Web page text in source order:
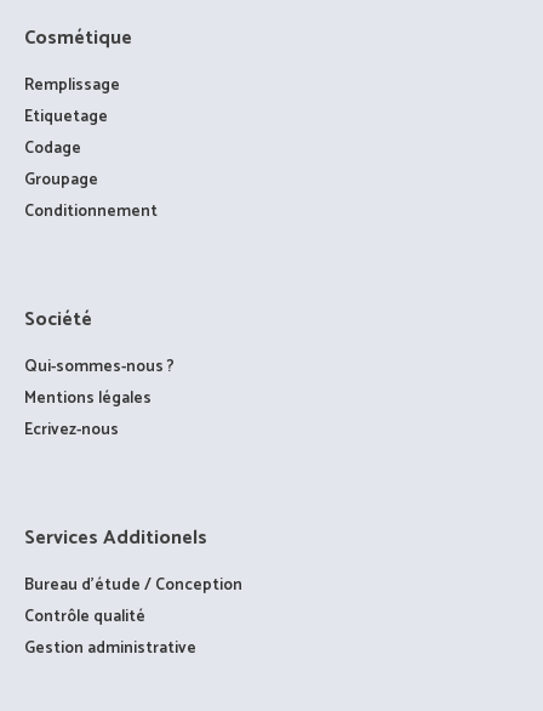
Cosmétique
Remplissage
Etiquetage
Codage
Groupage
Conditionnement
Société
Qui-sommes-nous ?
Mentions légales
Ecrivez-nous
Services Additionels
Bureau d’étude / Conception
Contrôle qualité
Gestion administrative